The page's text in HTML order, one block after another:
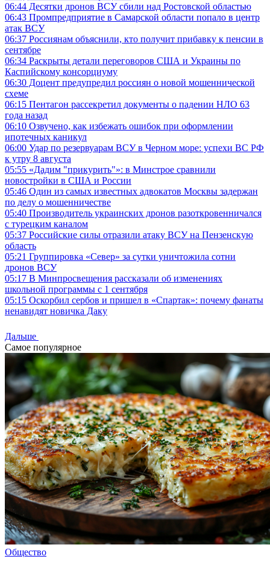
06:44 Десятки дронов ВСУ сбили над Ростовской областью
06:43 Промпредприятие в Самарской области попало в центр
атак ВСУ
06:37 Россиянам объяснили, кто получит прибавку к пенсии в
сентябре
06:34 Раскрыты детали переговоров США и Украины по
Каспийскому консорциуму
06:30 Доцент предупредил россиян о новой мошеннической
схеме
06:15 Пентагон рассекретил документы о падении НЛО 63
года назад
06:10 Озвучено, как избежать ошибок при оформлении
ипотечных каникул
06:00 Удар по резервуарам ВСУ в Черном море: успехи ВС РФ
к утру 8 августа
05:55 «Дадим "прикурить"»: в Минстрое сравнили
новостройки в США и России
05:46 Один из самых известных адвокатов Москвы задержан
по делу о мошенничестве
05:40 Производитель украинских дронов разоткровенничался
с турецким каналом
05:37 Российские силы отразили атаку ВСУ на Пензенскую
область
05:21 Группировка «Север» за сутки уничтожила сотни
дронов ВСУ
05:17 В Минпросвещения рассказали об изменениях
школьной программы с 1 сентября
05:15 Оскорбил сербов и пришел в «Спартак»: почему фанаты
ненавидят новичка Даку
Дальше
Самое популярное
Общество